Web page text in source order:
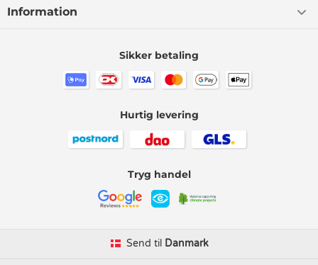
Information
Send til Danmark
Sikker betaling
Hurtig levering
Tryg handel